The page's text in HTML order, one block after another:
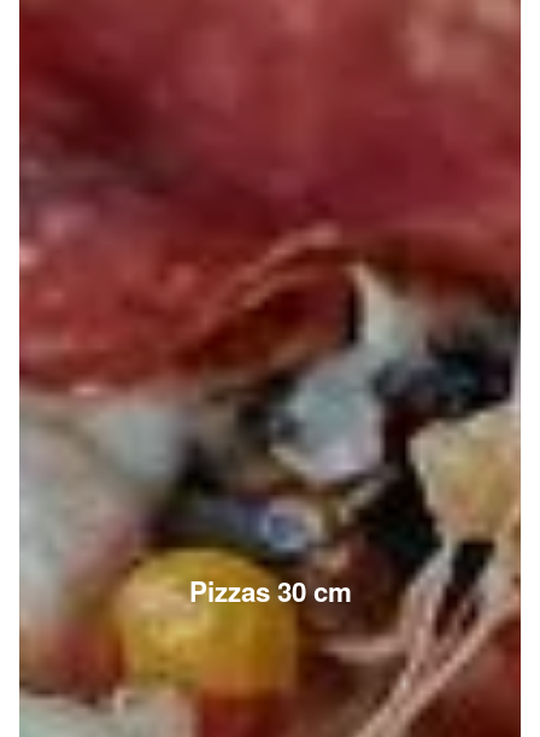
Pizzas 30 cm